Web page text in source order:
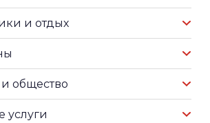
и отдых
общество
услуги